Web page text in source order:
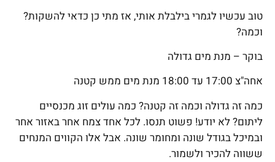
טוב עכשיו לגמרי בילבלת אותי, אז מתי כן כדאי להשקות?
וכמה?
בוקר – מנת מים גדולה
אחה"צ 17:00 עד 18:00 מנת מים ממש קטנה
כמה זה גדולה וכמה זה קטנה? כמה עולים זוג מכנסיים
ליתום? לא יודע! פשוט תנסו. לכל אחד צמח אחר באזור אחר
ובמיכל בגודל שונה ומחומר שונה. אבל אלו הקווים המנחים
ששווה להכיר ולשמור.